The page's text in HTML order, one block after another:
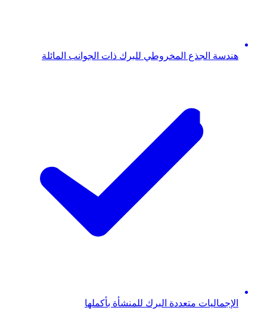
هندسة الجذع المخروطي للبرك ذات الجوانب المائلة
الإجماليات متعددة البرك للمنشأة بأكملها